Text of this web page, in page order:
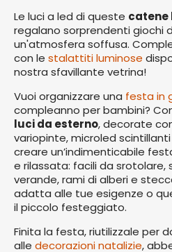
Le luci a led di queste catene
regalano sorprendenti giochi
un'atmosfera soffusa.
con le stalattiti luminose
nostra sfavillante vetrina!
Vuoi organizzare una festa in
compleanno per bambini?
luci da esterno, decorate
variopinte, microled
creare un’indimenticabile
e rilassata: facili da srotolare,
verande, rami di alberi e
adatta alle tue esigenze o
il piccolo festeggiato.
Finita la festa, riutilizzale per
alle decorazioni natalizie,